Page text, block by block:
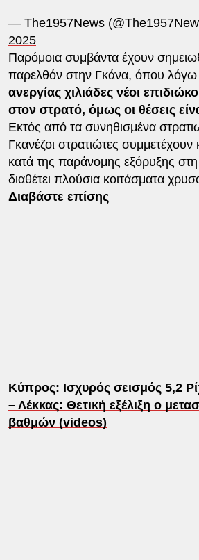
— The1957News
2025
Παρόμοια συμβάντα έχουν
παρελθόν στην Γκάνα, όπου λόγω
ανεργίας χιλιάδες νέοι
στον στρατό, όμως οι θέσεις
Εκτός από τα συνηθισμένα
Γκανέζοι στρατιώτες συμμετέχουν
κατά της παράνομης εξόρυξης
διαθέτει πλούσια κοιτάσματα
Διαβάστε επίσης
Κύπρος: Ισχυρός σεισμός 5,2
– Λέκκας: Θετική εξέλιξη ο
βαθμών (videos)